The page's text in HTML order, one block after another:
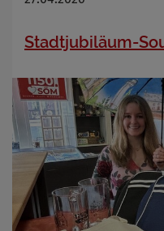
Stadtjubiläum-